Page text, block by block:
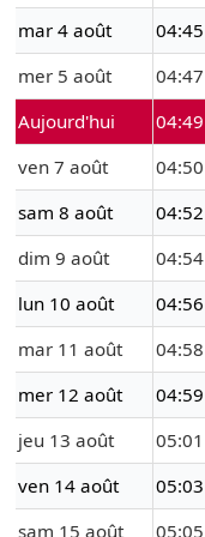
mar 4 août 04:45
mer 5 août
04:47
Aujourd'hui
04:49
ven 7 août
04:50
sam 8 août
04:52
dim 9 août
04:54
lun 10 août
04:56
mar 11 août
04:58
mer 12 août
04:59
jeu 13 août
05:01
ven 14 août
05:03
sam 15 août
05:05